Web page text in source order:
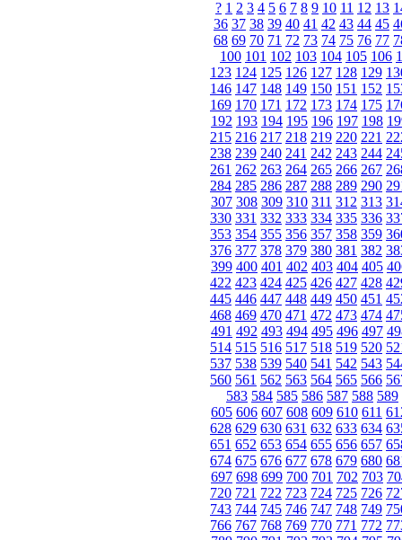
? 1 2 3 4 5 6 7 8 9 10 11 12 13
36 37 38 39 40 41 42 43 44 45
68 69 70 71 72 73 74 75 76 77
100 101 102 103 104 105 106
123 124 125 126 127 128 129
146 147 148 149 150 151 152
169 170 171 172 173 174 175
192 193 194 195 196 197 198
215 216 217 218 219 220 221
238 239 240 241 242 243 244
261 262 263 264 265 266 267
284 285 286 287 288 289 290
307 308 309 310 311 312 313
330 331 332 333 334 335 336
353 354 355 356 357 358 359
376 377 378 379 380 381 382
399 400 401 402 403 404 405
422 423 424 425 426 427 428
445 446 447 448 449 450 451
468 469 470 471 472 473 474
491 492 493 494 495 496 497
514 515 516 517 518 519 520
537 538 539 540 541 542 543
560 561 562 563 564 565 566
583 584 585 586 587 588 589
605 606 607 608 609 610 611
628 629 630 631 632 633 634
651 652 653 654 655 656 657
674 675 676 677 678 679 680
697 698 699 700 701 702 703
720 721 722 723 724 725 726
743 744 745 746 747 748 749
766 767 768 769 770 771 772